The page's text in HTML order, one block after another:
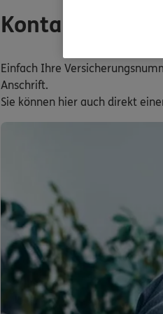
Kontaktdaten
Einfach Ihre
Anschrift.
Sie können hier auch direkt